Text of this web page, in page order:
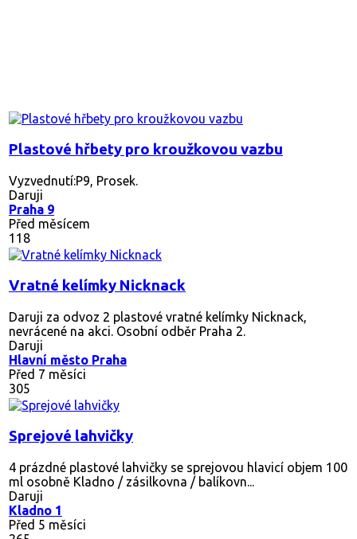
Plastové hřbety pro kroužkovou vazbu
Vyzvednutí:P9, Prosek.
Daruji
Praha 9
Před měsícem
118
Vratné kelímky Nicknack
Daruji za odvoz 2 plastové vratné kelímky Nicknack,
nevrácené na akci. Osobní odběr Praha 2.
Daruji
Hlavní město Praha
Před 7 měsíci
305
Sprejové lahvičky
4 prázdné plastové lahvičky se sprejovou hlavicí objem 100
ml osobně Kladno / zásilkovna / balíkovn...
Daruji
Kladno 1
Před 5 měsíci